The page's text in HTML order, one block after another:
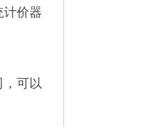
计价器
可以